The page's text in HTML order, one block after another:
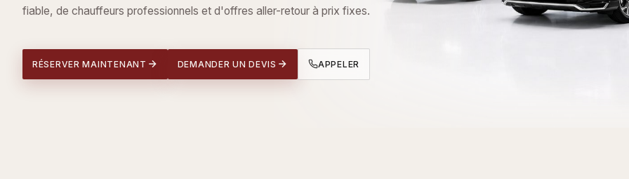
fiable, de chauffeurs professionnels et d'offres aller-retour à prix fixes.
RÉSERVER MAINTENANT DEMANDER UN DEVIS APPELER